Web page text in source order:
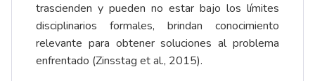
trascienden y pueden no estar bajo los límites
disciplinarios formales, brindan conocimiento
relevante para obtener soluciones al problema
enfrentado (Zinsstag et al., 2015).